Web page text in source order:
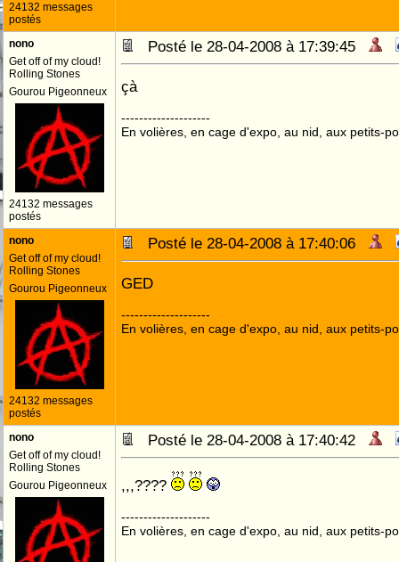
24132 messages
postés
nono
Get off of my cloud!
Rolling Stones
Gourou Pigeonneux
24132 messages
postés
Posté le 28-04-2008 à 17:39:45
çà
--------------------
En volières, en cage d'expo, au nid, aux petits-
nono
Get off of my cloud!
Rolling Stones
Gourou Pigeonneux
24132 messages
postés
Posté le 28-04-2008 à 17:40:06
GED
--------------------
En volières, en cage d'expo, au nid, aux petits-
nono
Get off of my cloud!
Rolling Stones
Gourou Pigeonneux
Posté le 28-04-2008 à 17:40:42
,,,????
--------------------
En volières, en cage d'expo, au nid, aux petits-